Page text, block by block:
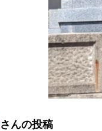
さんの投稿